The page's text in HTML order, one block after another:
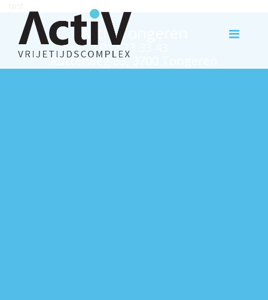
Activ Tongeren
012 23 33 43
Rutterweg 63, 3700 Tongeren